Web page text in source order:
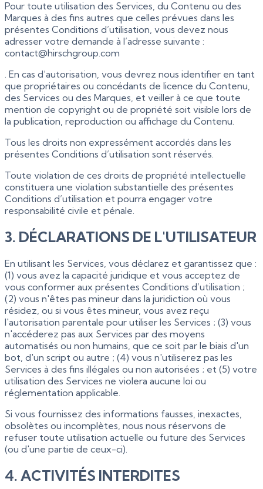
Pour toute utilisation des Services, du Contenu ou des
Marques à des fins autres que celles prévues dans les
présentes Conditions d’utilisation, vous devez nous
adresser votre demande à l’adresse suivante :
contact@hirschgroup.com
. En cas d’autorisation, vous devrez nous identifier en tant
que propriétaires ou concédants de licence du Contenu,
des Services ou des Marques, et veiller à ce que toute
mention de copyright ou de propriété soit visible lors de
la publication, reproduction ou affichage du Contenu.
Tous les droits non expressément accordés dans les
présentes Conditions d’utilisation sont réservés.
Toute violation de ces droits de propriété intellectuelle
constituera une violation substantielle des présentes
Conditions d’utilisation et pourra engager votre
responsabilité civile et pénale.
3. DÉCLARATIONS DE L'UTILISATEUR
En utilisant les Services, vous déclarez et garantissez que :
(1) vous avez la capacité juridique et vous acceptez de
vous conformer aux présentes Conditions d’utilisation ;
(2) vous n'êtes pas mineur dans la juridiction où vous
résidez, ou si vous êtes mineur, vous avez reçu
l'autorisation parentale pour utiliser les Services ; (3) vous
n'accéderez pas aux Services par des moyens
automatisés ou non humains, que ce soit par le biais d'un
bot, d'un script ou autre ; (4) vous n'utiliserez pas les
Services à des fins illégales ou non autorisées ; et (5) votre
utilisation des Services ne violera aucune loi ou
réglementation applicable.
Si vous fournissez des informations fausses, inexactes,
obsolètes ou incomplètes, nous nous réservons de
refuser toute utilisation actuelle ou future des Services
(ou d'une partie de ceux-ci).
4. ACTIVITÉS INTERDITES